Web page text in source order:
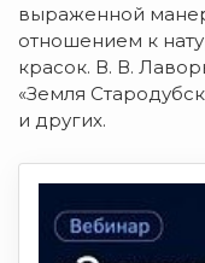
выраженной
отношением к
красок. В. В.
«Земля
и других.